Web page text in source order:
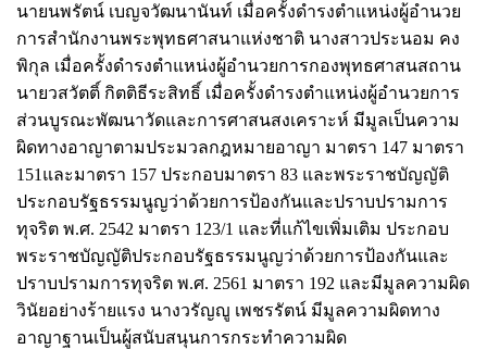
นายนพรัตน์ เบญจวัฒนานันท์ เมื่อครั้งดำรงตำแหน่งผู้อำนวย
การสำนักงานพระพุทธศาสนาแห่งชาติ นางสาวประนอม คง
พิกุล เมื่อครั้งดำรงตำแหน่งผู้อำนวยการกองพุทธศาสนสถาน
นายวสวัตติ์ กิตติธีระสิทธิ์ เมื่อครั้งดำรงตำแหน่งผู้อำนวยการ
ส่วนบูรณะพัฒนาวัดและการศาสนสงเคราะห์ มีมูลเป็นความ
ผิดทางอาญาตามประมวลกฎหมายอาญา มาตรา 147 มาตรา
151และมาตรา 157 ประกอบมาตรา 83 และพระราชบัญญัติ
ประกอบรัฐธรรมนูญว่าด้วยการป้องกันและปราบปรามการ
ทุจริต พ.ศ. 2542 มาตรา 123/1 และที่แก้ไขเพิ่มเติม ประกอบ
พระราชบัญญัติประกอบรัฐธรรมนูญว่าด้วยการป้องกันและ
ปราบปรามการทุจริต พ.ศ. 2561 มาตรา 192 และมีมูลความผิด
วินัยอย่างร้ายแรง นางวรัญญู เพชรรัตน์ มีมูลความผิดทาง
อาญาฐานเป็นผู้สนับสนุนการกระทำความผิด